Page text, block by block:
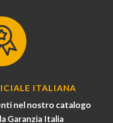
ITALIANA
nel nostro catalogo
Garanzia Italia